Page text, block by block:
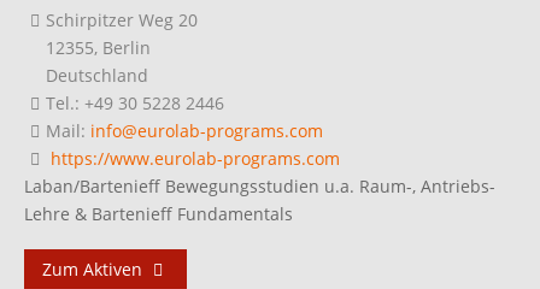
Schirpitzer Weg 20
12355, Berlin
Deutschland
Tel.: +49 30 5228 2446
Mail: info@eurolab-programs.com
https://www.eurolab-programs.com
Laban/Bartenieff Bewegungsstudien u.a. Raum-, Antriebs-
Lehre & Bartenieff Fundamentals
Zum Aktiven